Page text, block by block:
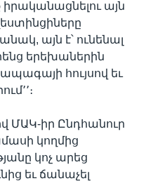
իրականացնելու այն
այն է՝ ունենալ
երեխաներին
հույսով եւ
ՄԱԿ-իր Ընդհանուր
կողմից
կոչ արեց
եւ ճանաչել